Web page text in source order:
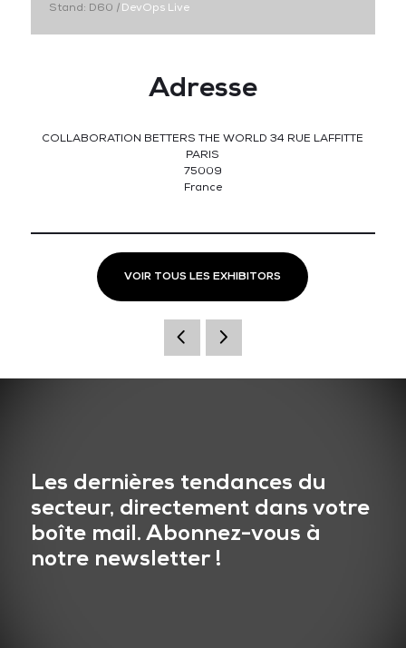
Stand: D60 |DevOps Live
Adresse
COLLABORATION BETTERS THE WORLD 34 RUE LAFFITTE
PARIS
75009
France
VOIR TOUS LES EXHIBITORS
Les dernières tendances du
secteur, directement dans votre
boîte mail. Abonnez-vous à
notre newsletter !